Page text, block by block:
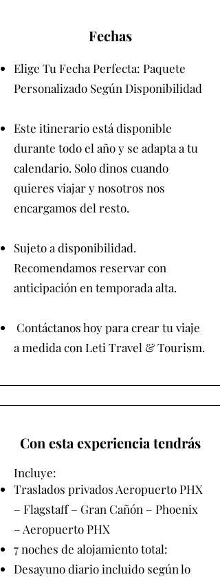
Fechas
Elige Tu Fecha Perfecta: Paquete
Personalizado Según Disponibilidad
Este itinerario está disponible
durante todo el año y se adapta a tu
calendario. Solo dinos cuando
quieres viajar y nosotros nos
encargamos del resto.
Sujeto a disponibilidad.
Recomendamos reservar con
anticipación en temporada alta.
Contáctanos hoy para crear tu viaje
a medida con Leti Travel & Tourism.
Con esta experiencia tendrás
Incluye:
Traslados privados Aeropuerto PHX
– Flagstaff – Gran Cañón – Phoenix
– Aeropuerto PHX
7 noches de alojamiento total:
Desayuno diario incluido según lo